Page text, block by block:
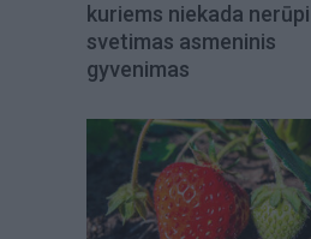
kuriems niekada nerūpi
svetimas asmeninis
gyvenimas